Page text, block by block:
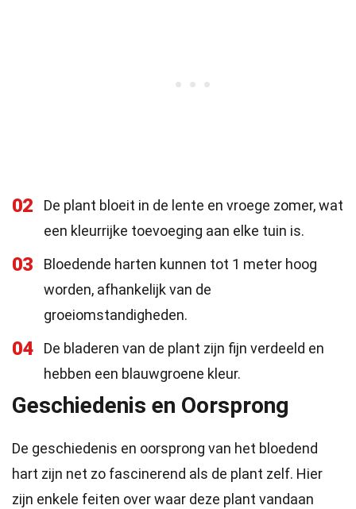
02
De plant bloeit in de lente en vroege zomer, wat
een kleurrijke toevoeging aan elke tuin is.
03
Bloedende harten kunnen tot 1 meter hoog
worden, afhankelijk van de
groeiomstandigheden.
04
De bladeren van de plant zijn fijn verdeeld en
hebben een blauwgroene kleur.
Geschiedenis en Oorsprong
De geschiedenis en oorsprong van het bloedend
hart zijn net zo fascinerend als de plant zelf. Hier
zijn enkele feiten over waar deze plant vandaan